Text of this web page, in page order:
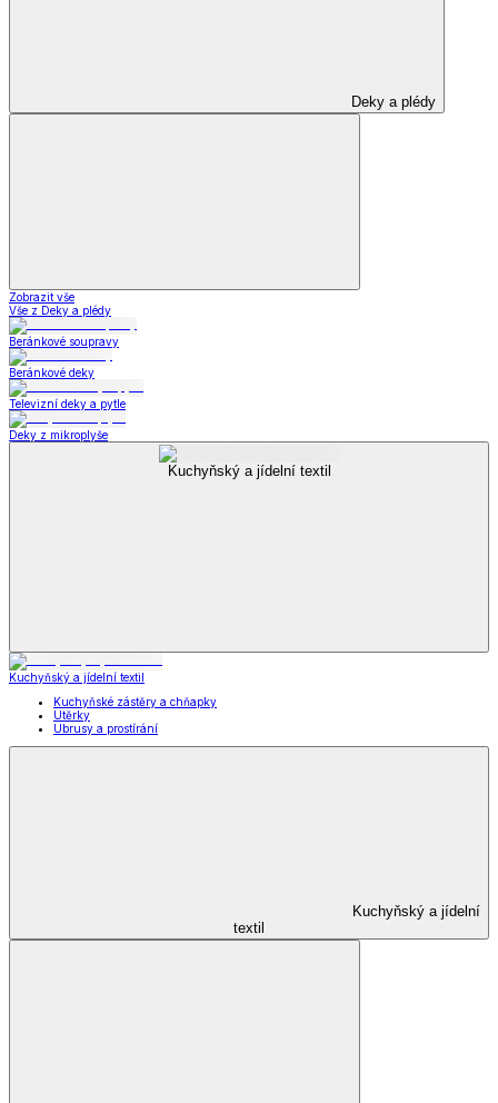
Deky a plédy
Zobrazit vše
Vše z Deky a plédy
Beránkové soupravy
Beránkové deky
Televizní deky a pytle
Deky z mikroplyše
Kuchyňský a jídelní textil
Kuchyňský a jídelní textil
Kuchyňské zástěry a chňapky
Utěrky
Ubrusy a prostírání
Kuchyňský a jídelní
textil